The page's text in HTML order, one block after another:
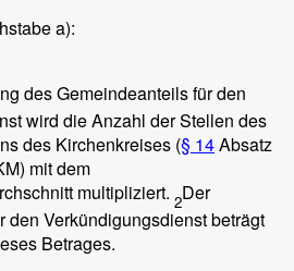
a):
des Gemeindeanteils für den
wird die Anzahl der Stellen des
des Kirchenkreises (§ 14Absatz
mit dem
multipliziert. 2Der
den Verkündigungsdienst beträgt
Betrages.